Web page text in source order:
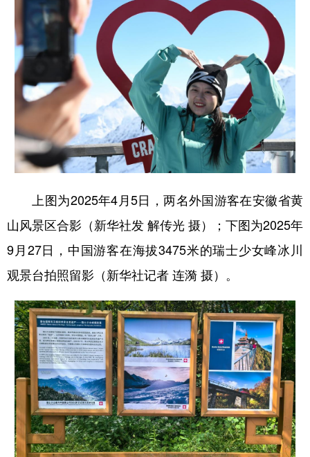
上图为2025年4月5日，两名外国游客在安徽省黄
山风景区合影（新华社发 解传光 摄）；下图为2025年
9月27日，中国游客在海拔3475米的瑞士少女峰冰川
观景台拍照留影（新华社记者 连漪 摄）。